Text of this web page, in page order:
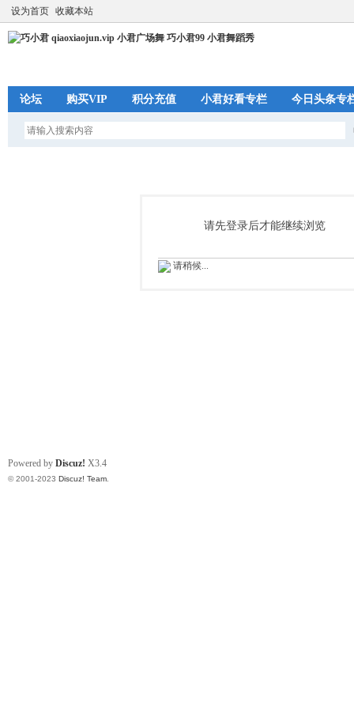
设为首页 收藏本站
论坛 购买VIP 积分充值 小君好看专栏 今日头条专
请先登录后才能继续浏览
请稍候...
Powered by Discuz! X3.4
© 2001-2023 Discuz! Team